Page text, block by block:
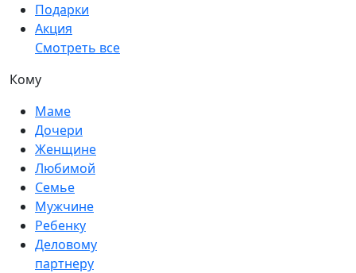
Подарки
Акция
Смотреть все
Кому
Маме
Дочери
Женщине
Любимой
Семье
Мужчине
Ребенку
Деловому
партнеру